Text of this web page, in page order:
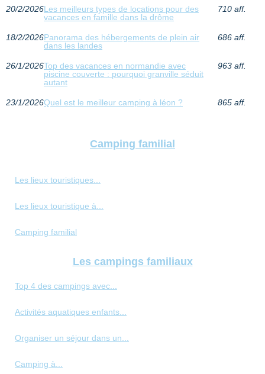
20/2/2026Les meilleurs types de locations pour des
vacances en famille dans la drôme
710 aff.
18/2/2026Panorama des hébergements de plein air
dans les landes
686 aff.
26/1/2026Top des vacances en normandie avec
piscine couverte : pourquoi granville séduit
autant
963 aff.
23/1/2026Quel est le meilleur camping à léon ? 865 aff.
Camping familial
Les lieux touristiques...
Les lieux touristique à...
Camping familial
Les campings familiaux
Top 4 des campings avec...
Activités aquatiques enfants...
Organiser un séjour dans un...
Camping à...